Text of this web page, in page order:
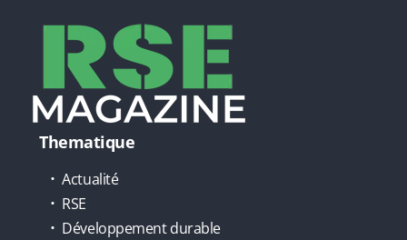
Thematique
Actualité
RSE
Développement durable